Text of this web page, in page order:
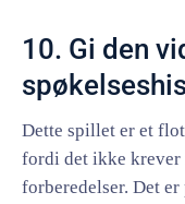
10. Gi den
Dette spillet er et
fordi det ikke krever
forberedelser. Det